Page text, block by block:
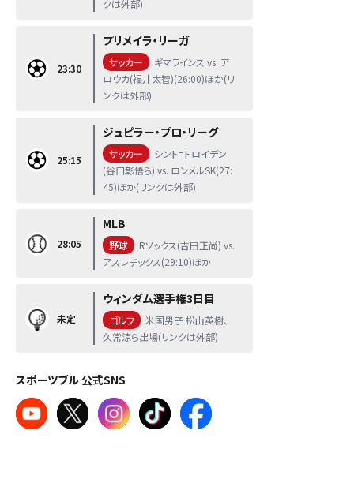
クは外部)
23:30
プリメイラ・リーガ
サッカー
ギマラインス vs. ア
ロウカ(福井太智)(26:00)ほか(リ
ンクは外部)
25:15
ジュピラー・プロ・リーグ
サッカー
シント=トロイデン
(谷口彰悟ら) vs. ロンメルSK(27:
45)ほか(リンクは外部)
28:05
MLB
野球
Rソックス(吉田正尚) vs.
アスレチックス(29:10)ほか
未定
ウィンダム選手権3日目
ゴルフ
米国男子 松山英樹、
久常涼ら出場(リンクは外部)
スポーツブル 公式SNS